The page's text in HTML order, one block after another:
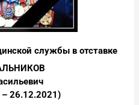
службы в отставке
26.12.2021)